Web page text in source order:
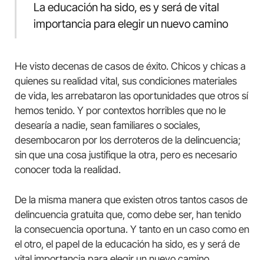
La educación ha sido, es y será de vital
importancia para elegir un nuevo camino
He visto decenas de casos de éxito. Chicos y chicas a
quienes su realidad vital, sus condiciones materiales
de vida, les arrebataron las oportunidades que otros sí
hemos tenido. Y por contextos horribles que no le
desearía a nadie, sean familiares o sociales,
desembocaron por los derroteros de la delincuencia;
sin que una cosa justifique la otra, pero es necesario
conocer toda la realidad.
De la misma manera que existen otros tantos casos de
delincuencia gratuita que, como debe ser, han tenido
la consecuencia oportuna. Y tanto en un caso como en
el otro, el papel de la educación ha sido, es y será de